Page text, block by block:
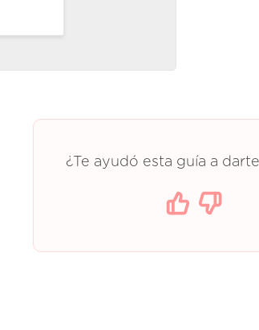
¿Te ayudó esta guía a